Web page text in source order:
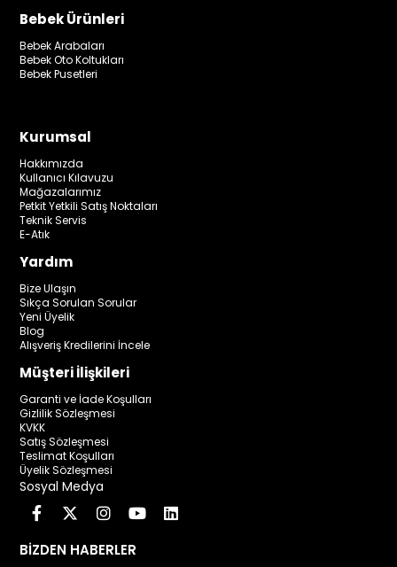
Bebek Ürünleri
Bebek Arabaları
Bebek Oto Koltukları
Bebek Pusetleri
Kurumsal
Hakkımızda
Kullanıcı Kılavuzu
Mağazalarımız
Petkit Yetkili Satış Noktaları
Teknik Servis
E-Atık
Yardım
Bize Ulaşın
Sıkça Sorulan Sorular
Yeni Üyelik
Blog
Alışveriş Kredilerini İncele
Müşteri İlişkileri
Garanti ve İade Koşulları
Gizlilik Sözleşmesi
KVKK
Satış Sözleşmesi
Teslimat Koşulları
Üyelik Sözleşmesi
Sosyal Medya
BİZDEN HABERLER